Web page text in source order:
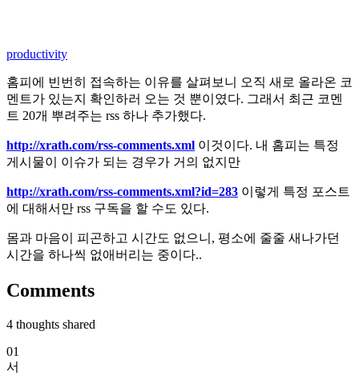
productivity
홈피에 빈번히 접속하는 이유를 살펴보니 오직 새로 올라온 코
멘트가 있는지 확인하러 오는 것 뿐이였다. 그래서 최근 코멘
트 20개 뿌려주는 rss 하나 추가했다.
http://xrath.com/rss-comments.xml 이것이다. 내 홈피는 특정
게시물이 이슈가 되는 경우가 거의 없지만
http://xrath.com/rss-comments.xml?id=283 이렇게 특정 포스트
에 대해서만 rss 구독을 할 수도 있다.
몸과 마음이 피곤하고 시간도 없으니, 평소에 줄줄 새나가던
시간을 하나씩 없애버리는 중이다..
Comments
4 thoughts shared
01
서